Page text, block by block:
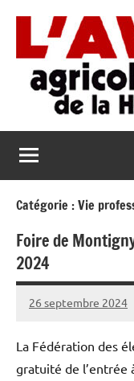
contenu
L'Avenir
Agricole
et
de
la
Haute-
Marne
et
Rural
de
Haute-
Marne
Catégorie :Vie
Foire de
2024
26 septembre 2024
Thibaut
La Fédération des
gratuité de l’entrée